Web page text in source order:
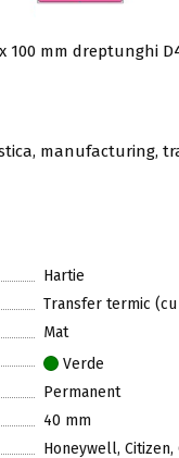
100 mm dreptunghi
manufacturing,
Hartie
Transfer termic
Mat
Verde
Permanent
40 mm
Honeywell, Citizen,